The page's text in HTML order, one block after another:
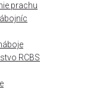
prachu
RCBS